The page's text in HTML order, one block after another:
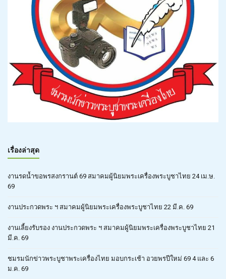
เรื่องล่าสุด
งานรดน้ำขอพรสงกรานต์ 69 สมาคมผู้นิยมพระเครื่องพระบูชาไทย 24 เม.ษ.
69
งานประกวดพระ ฯ สมาคมผู้นิยมพระเครื่องพระบูชาไทย 22 มี.ค. 69
งานเลี้ยงรับรอง งานประกวดพระ ฯ สมาคมผู้นิยมพระเครื่องพระบูชาไทย 21
มี.ค. 69
ชมรมนักข่าวพระบูชาพระเครื่องไทย มอบกระเช้า อวยพรปีใหม่ 69 4 และ 6
ม.ค. 69